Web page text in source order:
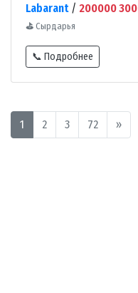
Labarant/ 200000
⛳ Сырдарья
📞 Подробнее
1 2 3 72 »